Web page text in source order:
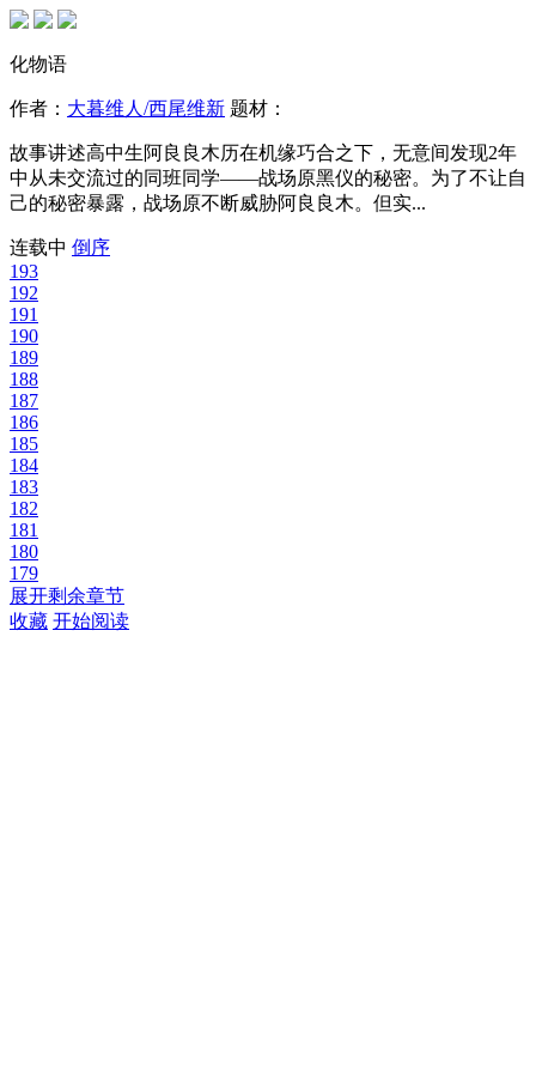
化物语
作者： 大暮维人/西尾维新 题材：
故事讲述高中生阿良良木历在机缘巧合之下，无意间发现2年
中从未交流过的同班同学——战场原黑仪的秘密。为了不让自
己的秘密暴露，战场原不断威胁阿良良木。但实...
连载中 倒序
193
192
191
190
189
188
187
186
185
184
183
182
181
180
179
展开剩余章节
收藏 开始阅读